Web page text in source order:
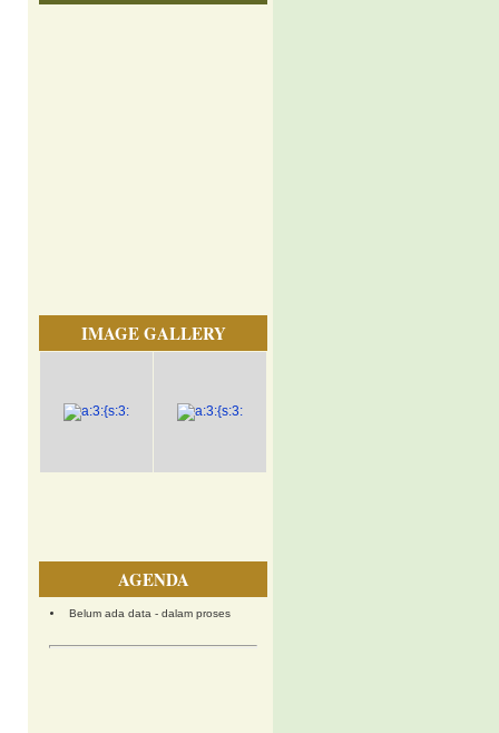
IMAGE GALLERY
AGENDA
Belum ada data - dalam proses